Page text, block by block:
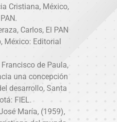
Cristiana, México,
Carlos, El PAN
México: Editorial
de Paula,
una concepción
desarrollo, Santa
FIEL.
María, (1959),